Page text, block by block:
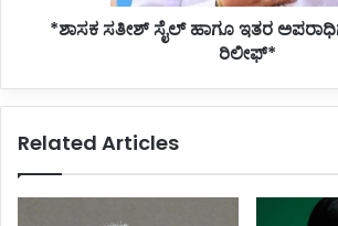
*ಶಾಸಕ ಸತೀಶ್ ಸೈಲ್ ಹಾಗೂ ಇತರ
ರಿಲೀಫ್*
Related Articles